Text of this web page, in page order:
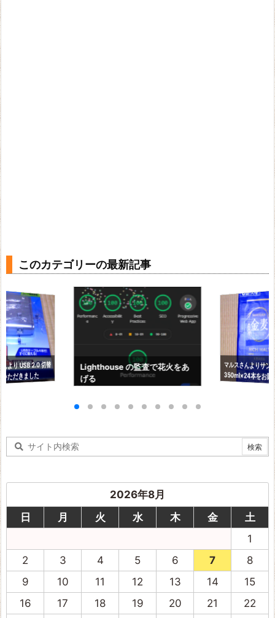
このカテゴリーの最新記事
より USB 2.0 切替
ただきました
Lighthouse の監査で花火をあ
げる
マルスさんよりサ
350ml×24本をお贈
ました
2026年8月
日
月 火 水 木 金
土
1
2
3 4 5 6 7
8
9
10 11 12 13 14
15
16
17 18 19 20 21
22